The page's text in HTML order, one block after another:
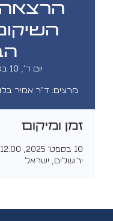
הרצאה
יום ד׳, 10 בספט׳
מרצים: ד"ר אמיר
זמן ומיקום
10 בספט׳ 2025, 12:00 – 13:30
ירושלים, ישראל